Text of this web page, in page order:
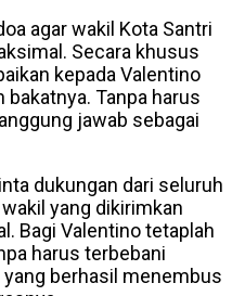
agar wakil Kota Santri
Secara khusus
kepada Valentino
Tanpa harus
jawab sebagai
dukungan dari seluruh
yang dikirimkan
Bagi Valentino tetaplah
harus terbebani
berhasil menembus